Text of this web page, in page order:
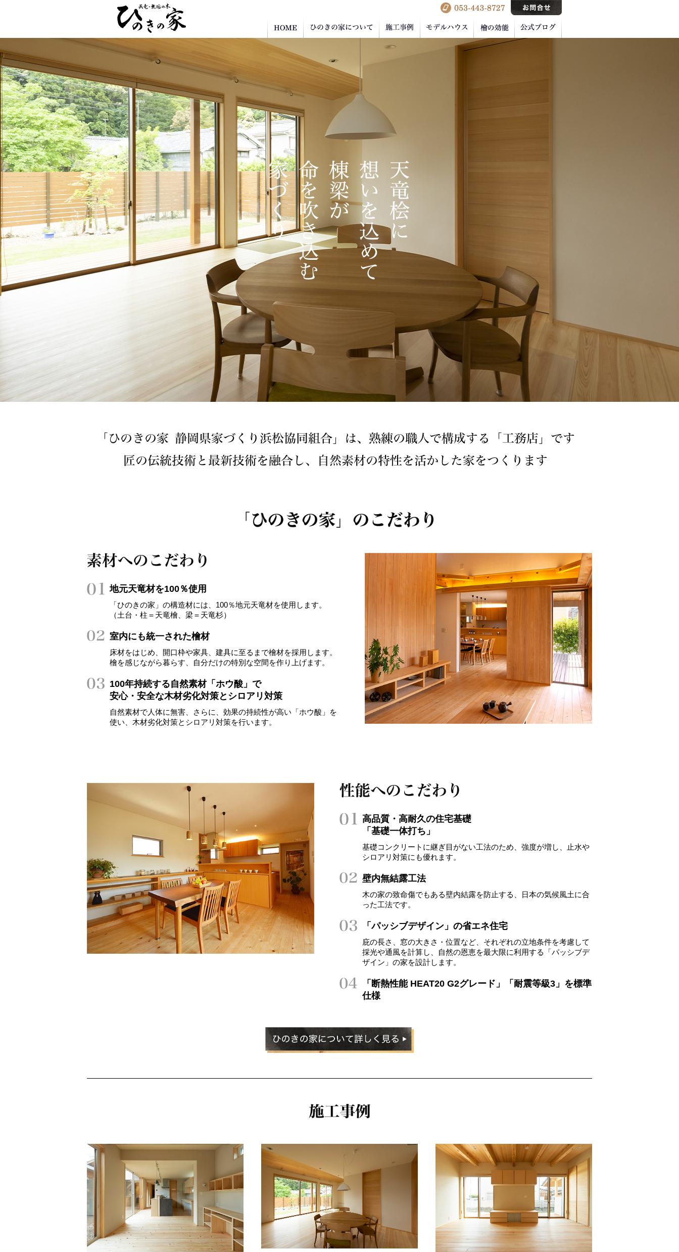
地元天竜材を100％使用
「ひのきの家」の構造材には、100％地元天竜材を使用します。
（土台・柱＝天竜檜、梁＝天竜杉）
室内にも統一された檜材
床材をはじめ、開口枠や家具、建具に至るまで檜材を採用します。
檜を感じながら暮らす、自分だけの特別な空間を作り上げます。
100年持続する自然素材「ホウ酸」で
安心・安全な木材劣化対策とシロアリ対策
自然素材で人体に無害、さらに、効果の持続性が高い「ホウ酸」を
使い、木材劣化対策とシロアリ対策を行います。
高品質・高耐久の住宅基礎
「基礎一体打ち」
基礎コンクリートに継ぎ目がない工法のため、強度が増し、止水や
シロアリ対策にも優れます。
壁内無結露工法
木の家の致命傷でもある壁内結露を防止する、日本の気候風土に合
った工法です。
「パッシブデザイン」の省エネ住宅
庇の長さ、窓の大きさ・位置など、それぞれの立地条件を考慮して
採光や通風を計算し、自然の恩恵を最大限に利用する「パッシブデ
ザイン」の家を設計します。
「断熱性能 HEAT20 G2グレード」「耐震等級3」を標準
仕様